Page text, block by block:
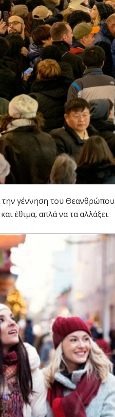
γέννηση του Θεανθρώπου.
έθιμα, απλά να τα αλλάξει.